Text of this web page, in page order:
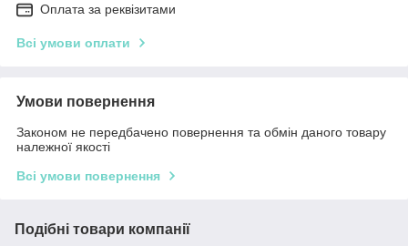
Оплата за реквізитами
Всі умови оплати
Умови повернення
Законом не передбачено повернення та обмін даного товару
належної якості
Всі умови повернення
Подібні товари компанії